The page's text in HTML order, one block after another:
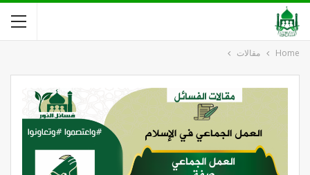
Home مقالات